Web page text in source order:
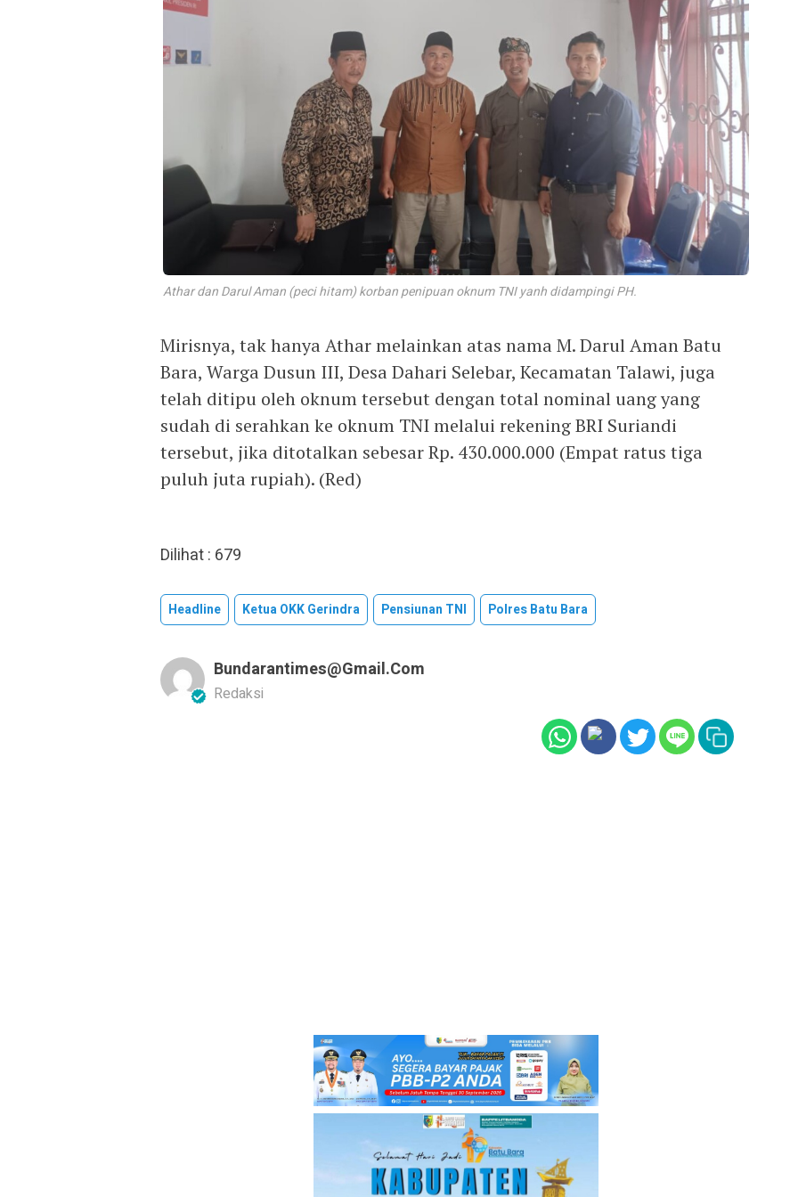
Athar dan Darul Aman (peci hitam) korban penipuan oknum TNI yanh didampingi PH.
Mirisnya, tak hanya Athar melainkan atas nama M. Darul Aman Batu
Bara, Warga Dusun III, Desa Dahari Selebar, Kecamatan Talawi, juga
telah ditipu oleh oknum tersebut dengan total nominal uang yang
sudah di serahkan ke oknum TNI melalui rekening BRI Suriandi
tersebut, jika ditotalkan sebesar Rp. 430.000.000 (Empat ratus tiga
puluh juta rupiah). (Red)
Dilihat : 679
Headline Ketua OKK Gerindra Pensiunan TNI Polres Batu Bara
Bundarantimes@gmail.com
Redaksi